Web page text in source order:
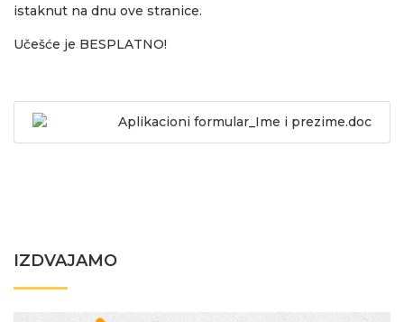
istaknut na dnu ove stranice.
Učešće je BESPLATNO!
Aplikacioni formular_Ime i prezime.doc
IZDVAJAMO